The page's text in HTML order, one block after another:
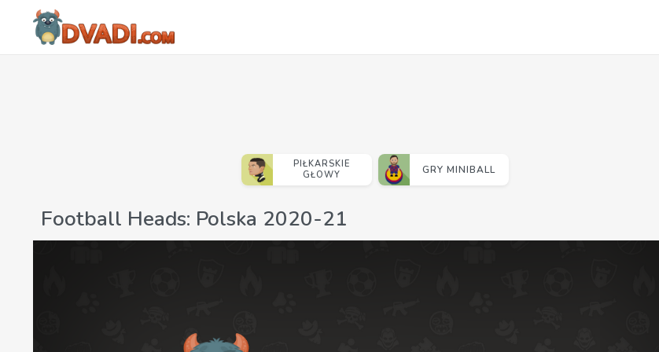
PIŁKARSKIE
GŁOWY
GRY MINIBALL
Football Heads: Polska 2020-21